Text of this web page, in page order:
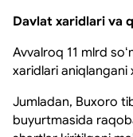
Davlat xaridlari va
Avvalroq 11 mlrd
xaridlari aniqlangani
Jumladan, Buxoro
buyurtmasida